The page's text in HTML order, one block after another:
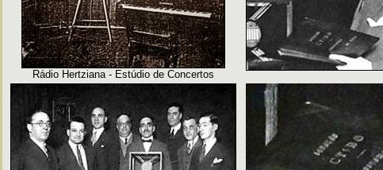
Rádio Hertziana - Estúdio de Concertos